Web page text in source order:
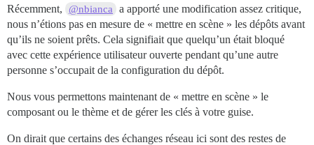
Récemment, @nbianca
a apporté une modification assez critique,
nous n’étions pas en mesure de « mettre en scène » les dépôts avant
qu’ils ne soient prêts. Cela signifiait que quelqu’un était bloqué
avec cette expérience utilisateur ouverte pendant qu’une autre
personne s’occupait de la configuration du dépôt.
Nous vous permettons maintenant de « mettre en scène » le
composant ou le thème et de gérer les clés à votre guise.
On dirait que certains des échanges réseau ici sont des restes de